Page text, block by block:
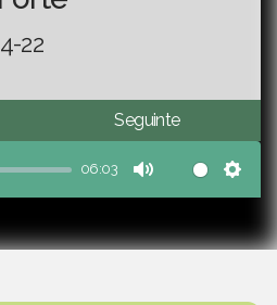
22
Seguinte
06:03
Mute